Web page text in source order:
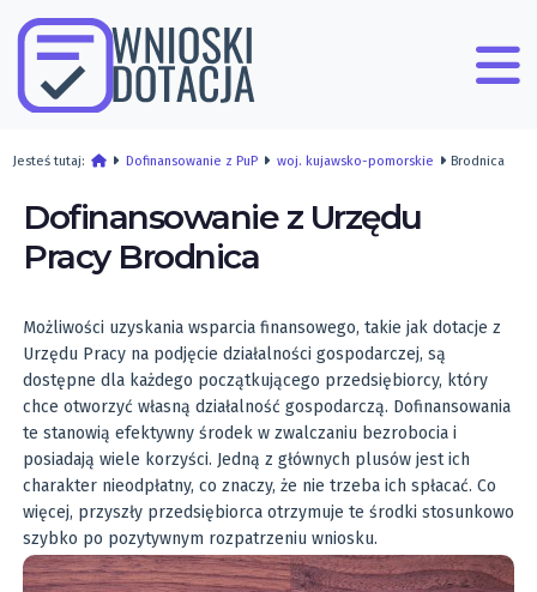
Jesteś tutaj: Dofinansowanie z PuP woj. kujawsko-pomorskie Brodnica
Dofinansowanie z Urzędu
Pracy Brodnica
Możliwości uzyskania wsparcia finansowego, takie jak dotacje z
Urzędu Pracy na podjęcie działalności gospodarczej, są
dostępne dla każdego początkującego przedsiębiorcy, który
chce otworzyć własną działalność gospodarczą. Dofinansowania
te stanowią efektywny środek w zwalczaniu bezrobocia i
posiadają wiele korzyści. Jedną z głównych plusów jest ich
charakter nieodpłatny, co znaczy, że nie trzeba ich spłacać. Co
więcej, przyszły przedsiębiorca otrzymuje te środki stosunkowo
szybko po pozytywnym rozpatrzeniu wniosku.